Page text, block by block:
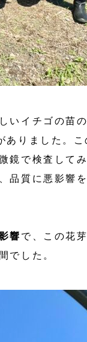
しいイチゴの苗
ありました。
鏡で検査し
品質に悪影響
響 で、この花
でした。